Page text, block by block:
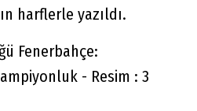
harflerle yazıldı.